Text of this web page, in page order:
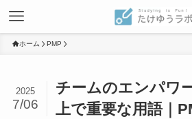
ホーム PMP
チームのエンパワ
上で重要な用語｜
2025
7/06